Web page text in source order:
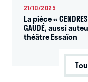
21/10/2025
La pièce «
GAUDÉ, aussi
théâtre Essaïon